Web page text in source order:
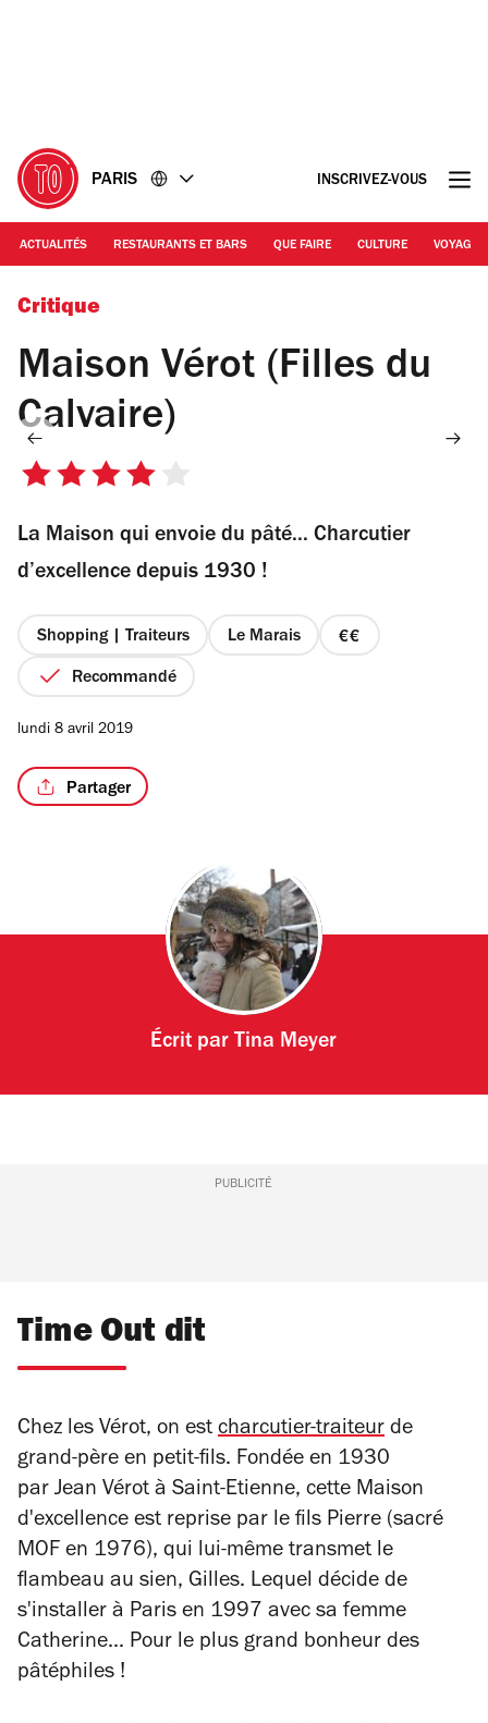
PARIS INSCRIVEZ-VOUS
ACTUALITÉS RESTAURANTS ET BARS QUE FAIRE CULTURE VOYAGE
© Lucie Sassiat
Critique
Maison Vérot (Filles du
Calvaire)
4
5
étoiles
La Maison qui envoie du pâté... Charcutier
d’excellence depuis 1930 !
Shopping | Traiteurs Le Marais
prix
Recommandé
lundi 8 avril 2019
Partager
Écrit par Tina Meyer
PUBLICITÉ
Time Out dit
Chez les Vérot, on est charcutier-traiteur de
grand-père en petit-fils. Fondée en 1930
par Jean Vérot à Saint-Etienne, cette Maison
d'excellence est reprise par le fils Pierre (sacré
MOF en 1976), qui lui-même transmet le
flambeau au sien, Gilles. Lequel décide de
s'installer à Paris en 1997 avec sa femme
Catherine... Pour le plus grand bonheur des
pâtéphiles !